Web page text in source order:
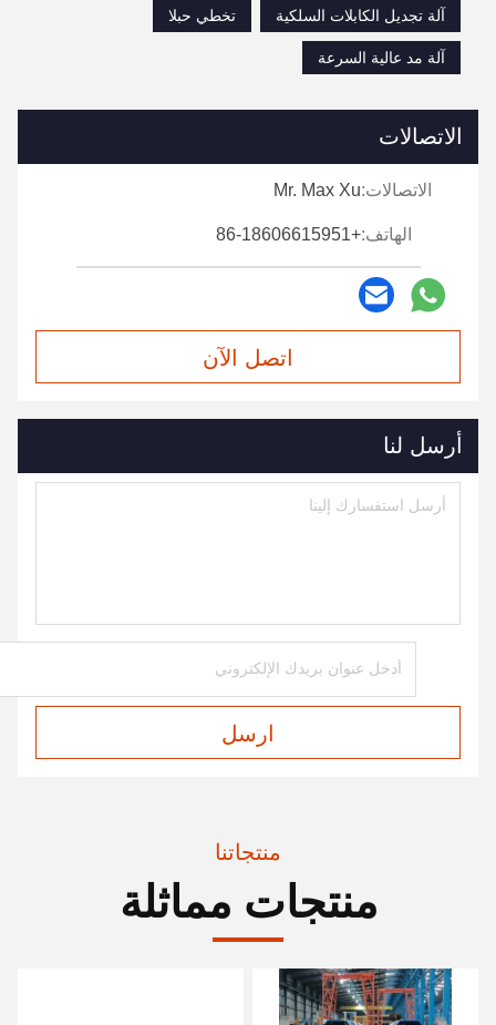
آلة تجديل الكابلات السلكية
تخطي حبلا
آلة مد عالية السرعة
الاتصالات
الاتصالات:Mr. Max Xu
الهاتف:+86-18606615951
اتصل الآن
أرسل لنا
ارسل
منتجاتنا
منتجات مماثلة